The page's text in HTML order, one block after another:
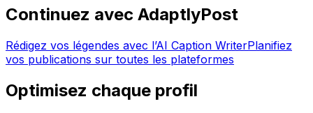
Continuez avec AdaptlyPost
Rédigez vos légendes avec l’AI Caption WriterPlanifiez
vos publications sur toutes les plateformes
Optimisez chaque profil